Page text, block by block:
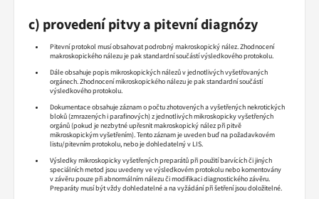
c) provedení pitvy a pitevní diagnózy
Pitevní protokol musí obsahovat podrobný makroskopický nález. Zhodnocení
makroskopického nálezu je pak standardní součástí výsledkového protokolu.
Dále obsahuje popis mikroskopických nálezů v jednotlivých vyšetřovaných
orgánech. Zhodnocení mikroskopického nálezu je pak standardní součástí
výsledkového protokolu.
Dokumentace obsahuje záznam o počtu zhotovených a vyšetřených nekrotických
bloků (zmrazených i parafinových) z jednotlivých mikroskopicky vyšetřených
orgánů (pokud je nezbytné upřesnit makroskopický nález při pitvě
mikroskopickým vyšetřením). Tento záznam je uveden buď na požadavkovém
listu/pitevním protokolu, nebo je dohledatelný v LIS.
Výsledky mikroskopicky vyšetřených preparátů při použití barvících či jiných
speciálních metod jsou uvedeny ve výsledkovém protokolu nebo komentovány
v závěru pouze při abnormálním nálezu či modifikaci diagnostického závěru.
Preparáty musí být vždy dohledatelné a na vyžádání při šetření jsou doložitelné.